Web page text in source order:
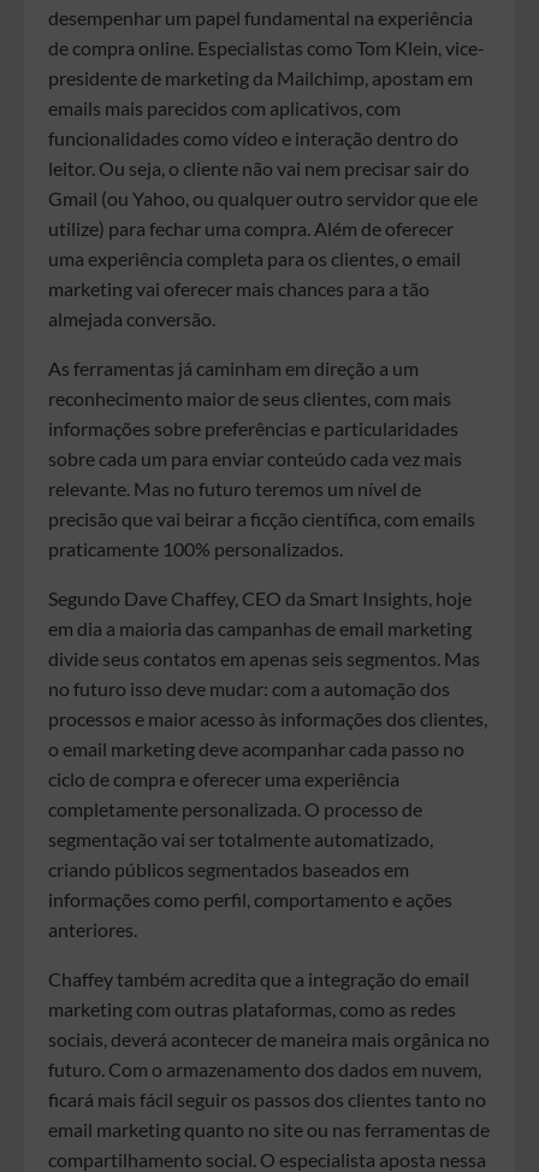
desempenhar um papel fundamental na experiência
de compra online. Especialistas como Tom Klein, vice-
presidente de marketing da Mailchimp, apostam em
emails mais parecidos com aplicativos, com
funcionalidades como vídeo e interação dentro do
leitor. Ou seja, o cliente não vai nem precisar sair do
Gmail (ou Yahoo, ou qualquer outro servidor que ele
utilize) para fechar uma compra. Além de oferecer
uma experiência completa para os clientes, o email
marketing vai oferecer mais chances para a tão
almejada conversão.
As ferramentas já caminham em direção a um
reconhecimento maior de seus clientes, com mais
informações sobre preferências e particularidades
sobre cada um para enviar conteúdo cada vez mais
relevante. Mas no futuro teremos um nível de
precisão que vai beirar a ficção científica, com emails
praticamente 100% personalizados.
Segundo Dave Chaffey, CEO da Smart Insights, hoje
em dia a maioria das campanhas de email marketing
divide seus contatos em apenas seis segmentos. Mas
no futuro isso deve mudar: com a automação dos
processos e maior acesso às informações dos clientes,
o email marketing deve acompanhar cada passo no
ciclo de compra e oferecer uma experiência
completamente personalizada. O processo de
segmentação vai ser totalmente automatizado,
criando públicos segmentados baseados em
informações como perfil, comportamento e ações
anteriores.
Chaffey também acredita que a integração do email
marketing com outras plataformas, como as redes
sociais, deverá acontecer de maneira mais orgânica no
futuro. Com o armazenamento dos dados em nuvem,
ficará mais fácil seguir os passos dos clientes tanto no
email marketing quanto no site ou nas ferramentas de
compartilhamento social. O especialista aposta nessa